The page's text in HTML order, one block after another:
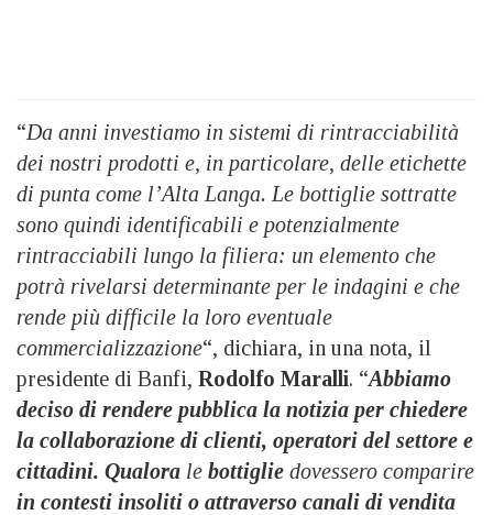
“Da anni investiamo in sistemi di rintracciabilità
dei nostri prodotti e, in particolare, delle etichette
di punta come l’Alta Langa. Le bottiglie sottratte
sono quindi identificabili e potenzialmente
rintracciabili lungo la filiera: un elemento che
potrà rivelarsi determinante per le indagini e che
rende più difficile la loro eventuale
commercializzazione“, dichiara, in una nota, il
presidente di Banfi, Rodolfo Maralli. “Abbiamo
deciso di rendere pubblica la notizia per chiedere
la collaborazione di clienti, operatori del settore e
cittadini. Qualora le bottiglie dovessero comparire
in contesti insoliti o attraverso canali di vendita